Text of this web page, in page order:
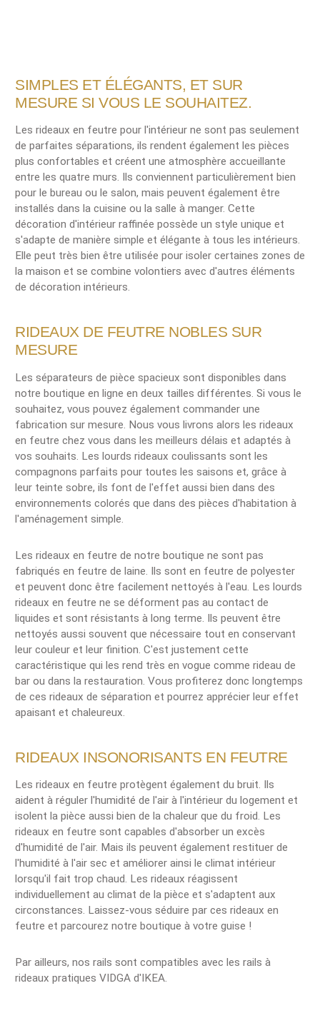
SIMPLES ET ÉLÉGANTS, ET SUR
MESURE SI VOUS LE SOUHAITEZ.
Les rideaux en feutre pour l'intérieur ne sont pas seulement
de parfaites séparations, ils rendent également les pièces
plus confortables et créent une atmosphère accueillante
entre les quatre murs. Ils conviennent particulièrement bien
pour le bureau ou le salon, mais peuvent également être
installés dans la cuisine ou la salle à manger. Cette
décoration d'intérieur raffinée possède un style unique et
s'adapte de manière simple et élégante à tous les intérieurs.
Elle peut très bien être utilisée pour isoler certaines zones de
la maison et se combine volontiers avec d'autres éléments
de décoration intérieurs.
RIDEAUX DE FEUTRE NOBLES SUR
MESURE
Les séparateurs de pièce spacieux sont disponibles dans
notre boutique en ligne en deux tailles différentes. Si vous le
souhaitez, vous pouvez également commander une
fabrication sur mesure. Nous vous livrons alors les rideaux
en feutre chez vous dans les meilleurs délais et adaptés à
vos souhaits. Les lourds rideaux coulissants sont les
compagnons parfaits pour toutes les saisons et, grâce à
leur teinte sobre, ils font de l'effet aussi bien dans des
environnements colorés que dans des pièces d'habitation à
l'aménagement simple.
Les rideaux en feutre de notre boutique ne sont pas
fabriqués en feutre de laine. Ils sont en feutre de polyester
et peuvent donc être facilement nettoyés à l'eau. Les lourds
rideaux en feutre ne se déforment pas au contact de
liquides et sont résistants à long terme. Ils peuvent être
nettoyés aussi souvent que nécessaire tout en conservant
leur couleur et leur finition. C'est justement cette
caractéristique qui les rend très en vogue comme rideau de
bar ou dans la restauration. Vous profiterez donc longtemps
de ces rideaux de séparation et pourrez apprécier leur effet
apaisant et chaleureux.
RIDEAUX INSONORISANTS EN FEUTRE
Les rideaux en feutre protègent également du bruit. Ils
aident à réguler l'humidité de l'air à l'intérieur du logement et
isolent la pièce aussi bien de la chaleur que du froid. Les
rideaux en feutre sont capables d'absorber un excès
d'humidité de l'air. Mais ils peuvent également restituer de
l'humidité à l'air sec et améliorer ainsi le climat intérieur
lorsqu'il fait trop chaud. Les rideaux réagissent
individuellement au climat de la pièce et s'adaptent aux
circonstances. Laissez-vous séduire par ces rideaux en
feutre et parcourez notre boutique à votre guise !
Par ailleurs, nos rails sont compatibles avec les rails à
rideaux pratiques VIDGA d'IKEA.